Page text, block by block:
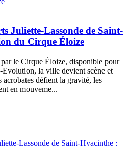
Juliette-Lassonde de Saint-
du Cirque Éloize
le Cirque Éloize, disponible pour
la ville devient scène et
acrobates défient la gravité, les
en mouveme...